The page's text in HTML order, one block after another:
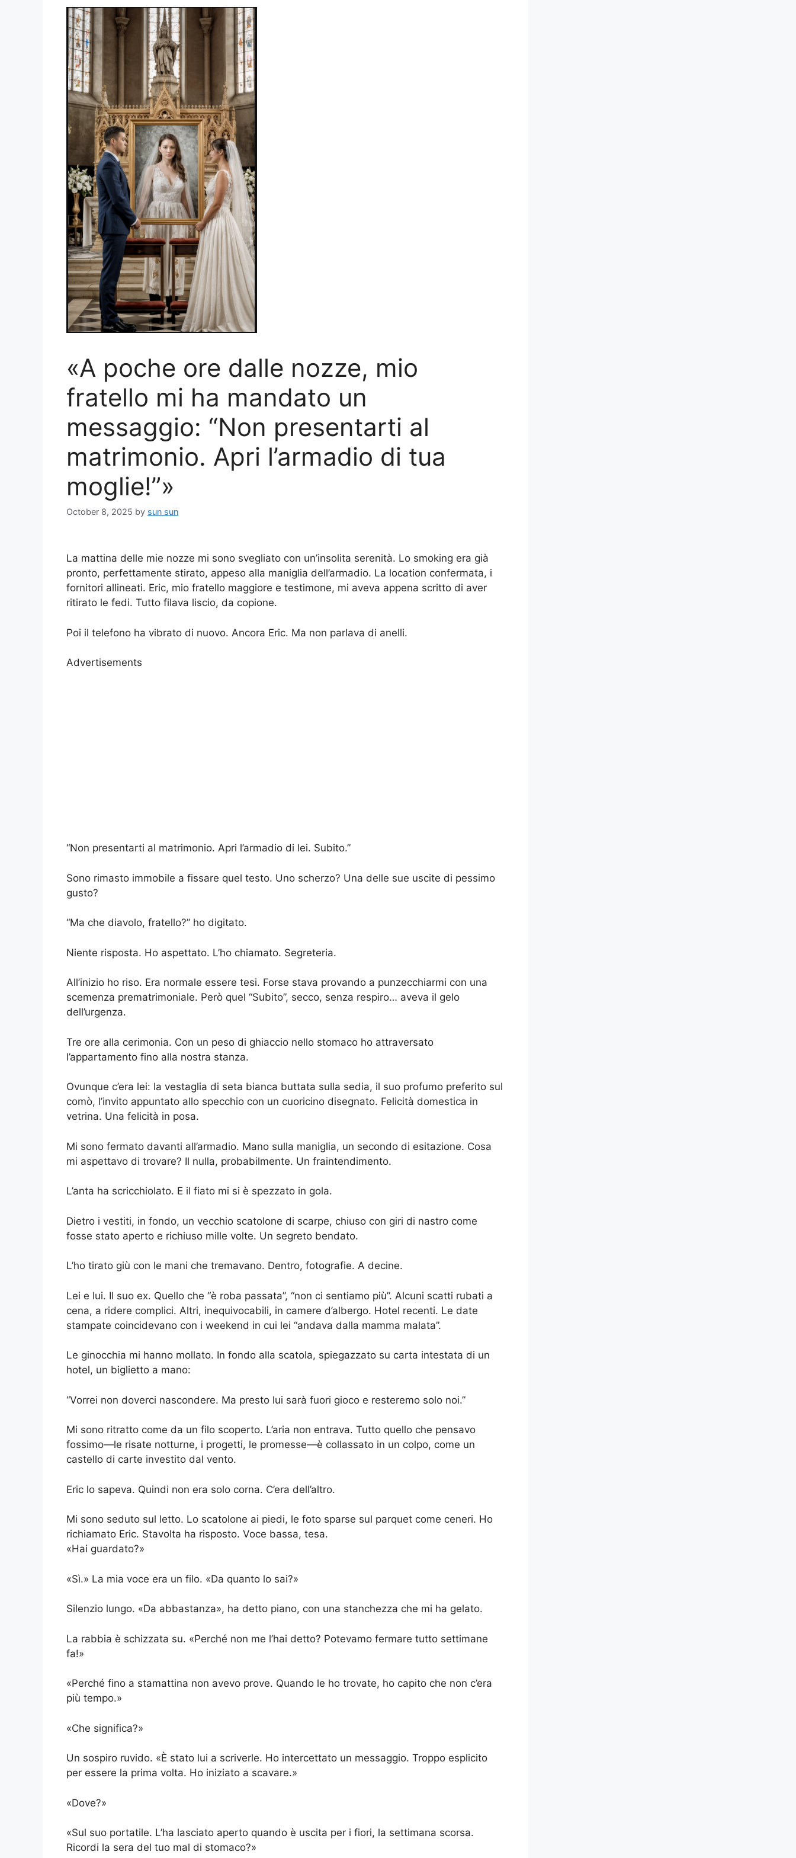
«A poche ore dalle nozze, mio
fratello mi ha mandato un
messaggio: “Non presentarti al
matrimonio. Apri l’armadio di tua
moglie!”»
October 8, 2025 by sun sun
La mattina delle mie nozze mi sono svegliato con un’insolita serenità. Lo smoking era già
pronto, perfettamente stirato, appeso alla maniglia dell’armadio. La location confermata, i
fornitori allineati. Eric, mio fratello maggiore e testimone, mi aveva appena scritto di aver
ritirato le fedi. Tutto filava liscio, da copione.
Poi il telefono ha vibrato di nuovo. Ancora Eric. Ma non parlava di anelli.
Advertisements
“Non presentarti al matrimonio. Apri l’armadio di lei. Subito.”
Sono rimasto immobile a fissare quel testo. Uno scherzo? Una delle sue uscite di pessimo
gusto?
“Ma che diavolo, fratello?” ho digitato.
Niente risposta. Ho aspettato. L’ho chiamato. Segreteria.
All’inizio ho riso. Era normale essere tesi. Forse stava provando a punzecchiarmi con una
scemenza prematrimoniale. Però quel “Subito”, secco, senza respiro… aveva il gelo
dell’urgenza.
Tre ore alla cerimonia. Con un peso di ghiaccio nello stomaco ho attraversato
l’appartamento fino alla nostra stanza.
Ovunque c’era lei: la vestaglia di seta bianca buttata sulla sedia, il suo profumo preferito sul
comò, l’invito appuntato allo specchio con un cuoricino disegnato. Felicità domestica in
vetrina. Una felicità in posa.
Mi sono fermato davanti all’armadio. Mano sulla maniglia, un secondo di esitazione. Cosa
mi aspettavo di trovare? Il nulla, probabilmente. Un fraintendimento.
L’anta ha scricchiolato. E il fiato mi si è spezzato in gola.
Dietro i vestiti, in fondo, un vecchio scatolone di scarpe, chiuso con giri di nastro come
fosse stato aperto e richiuso mille volte. Un segreto bendato.
L’ho tirato giù con le mani che tremavano. Dentro, fotografie. A decine.
Lei e lui. Il suo ex. Quello che “è roba passata”, “non ci sentiamo più”. Alcuni scatti rubati a
cena, a ridere complici. Altri, inequivocabili, in camere d’albergo. Hotel recenti. Le date
stampate coincidevano con i weekend in cui lei “andava dalla mamma malata”.
Le ginocchia mi hanno mollato. In fondo alla scatola, spiegazzato su carta intestata di un
hotel, un biglietto a mano:
“Vorrei non doverci nascondere. Ma presto lui sarà fuori gioco e resteremo solo noi.”
Mi sono ritratto come da un filo scoperto. L’aria non entrava. Tutto quello che pensavo
fossimo—le risate notturne, i progetti, le promesse—è collassato in un colpo, come un
castello di carte investito dal vento.
Eric lo sapeva. Quindi non era solo corna. C’era dell’altro.
Mi sono seduto sul letto. Lo scatolone ai piedi, le foto sparse sul parquet come ceneri. Ho
richiamato Eric. Stavolta ha risposto. Voce bassa, tesa.
«Hai guardato?»
«Sì.» La mia voce era un filo. «Da quanto lo sai?»
Silenzio lungo. «Da abbastanza», ha detto piano, con una stanchezza che mi ha gelato.
La rabbia è schizzata su. «Perché non me l’hai detto? Potevamo fermare tutto settimane
fa!»
«Perché fino a stamattina non avevo prove. Quando le ho trovate, ho capito che non c’era
più tempo.»
«Che significa?»
Un sospiro ruvido. «È stato lui a scriverle. Ho intercettato un messaggio. Troppo esplicito
per essere la prima volta. Ho iniziato a scavare.»
«Dove?»
«Sul suo portatile. L’ha lasciato aperto quando è uscita per i fiori, la settimana scorsa.
Ricordi la sera del tuo mal di stomaco?»